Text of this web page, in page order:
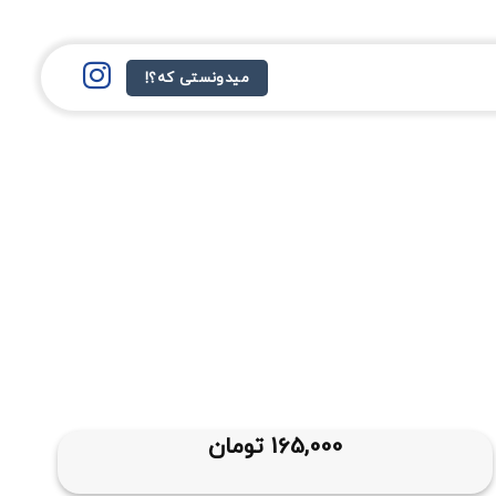
میدونستی که؟!
165,000 تومان